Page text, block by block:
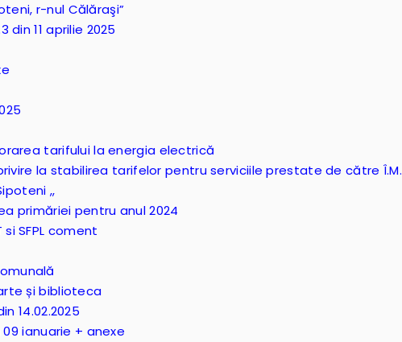
r-nul Călăraşi”
din 11 aprilie 2025
tarifului la energia electrică
la stabilirea tarifelor pentru serviciile prestate de către Î.M.
,,
primăriei pentru anul 2024
SFPL coment
și biblioteca
14.02.2025
ianuarie + anexe